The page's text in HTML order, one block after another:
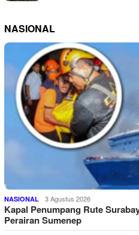
NASIONAL
NASIONAL 3 Agustus 2026
Kapal Penumpang Rute
Perairan Sumenep